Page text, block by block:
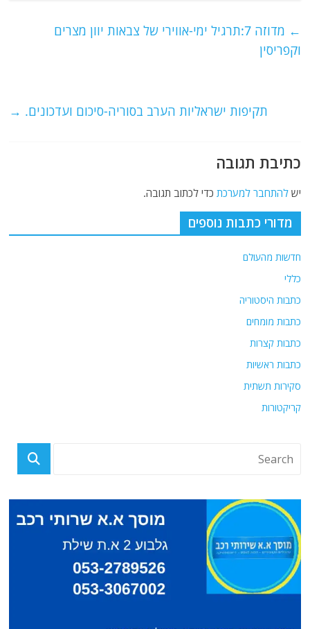
s
A
g
l
er
e
k
←
מדוזה 7:תרגיל ימי-אווירי של צבאות יוון מצרים
וקפריסין
תקיפות ישראליות הערב בסוריה-סיכום ועדכונים. →
כתיבת תגובה
ישלהתחבר למערכת כדי לכתוב תגובה.
מדורי כתבות נוספים
חדשות מהעולם
כללי
כתבות היסטוריה
כתבות מומחים
כתבות קצרות
כתבות ראשיות
סקירות תשתית
קריקטורות